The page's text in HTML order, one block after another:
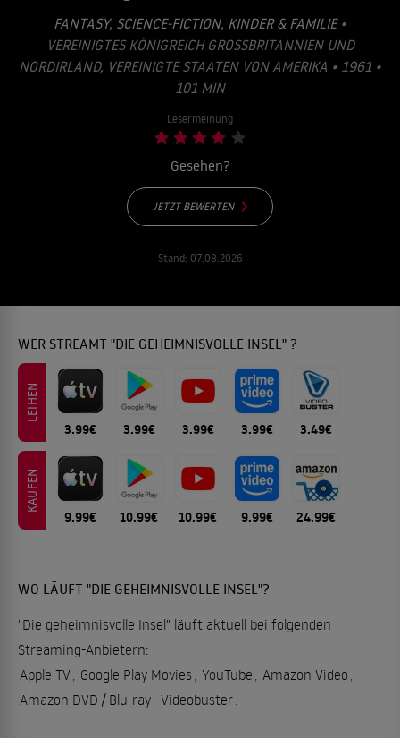
FANTASY, SCIENCE-FICTION, KINDER & FAMILIE•
VEREINIGTES KÖNIGREICH GROSSBRITANNIEN UND N
ORDIRLAND, VEREINIGTE STAATEN VON AMERIKA • 1961 • 1
01 MIN
Lesermeinung
Gesehen?
JETZT BEWERTEN
Stand: 07.08.2026
WER STREAMT "DIE GEHEIMNISVOLLE INSEL" ?
LEIHEN
3.99€ 3.99€ 3.99€ 3.99€ 3.49€
KAUFEN
9.99€ 10.99€ 10.99€ 9.99€ 24.99€
WO LÄUFT "DIE GEHEIMNISVOLLE INSEL"?
"Die geheimnisvolle Insel" läuft aktuell bei folgenden
Streaming-Anbietern:
Apple TV, Google Play Movies, YouTube , Amazon Video ,
Amazon DVD / Blu-ray, Videobuster.